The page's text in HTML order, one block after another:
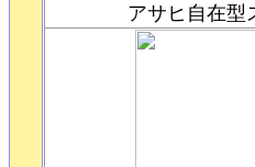
アサヒ自在型